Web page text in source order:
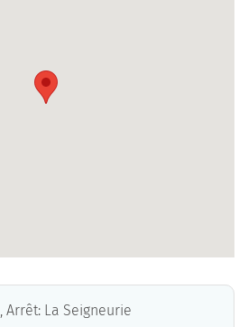
, Arrêt: La Seigneurie